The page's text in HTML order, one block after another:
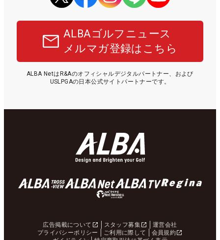
ALBAゴルフニュース
メルマガ登録はこちら
ALBA NetはR&Aのオフィシャルデジタルパートナー、および
USLPGAの日本公式サイトパートナーです。
広告掲載について スタッフ募集
運営会社
プライバシーポリシー
ご利用に際して
会員規約